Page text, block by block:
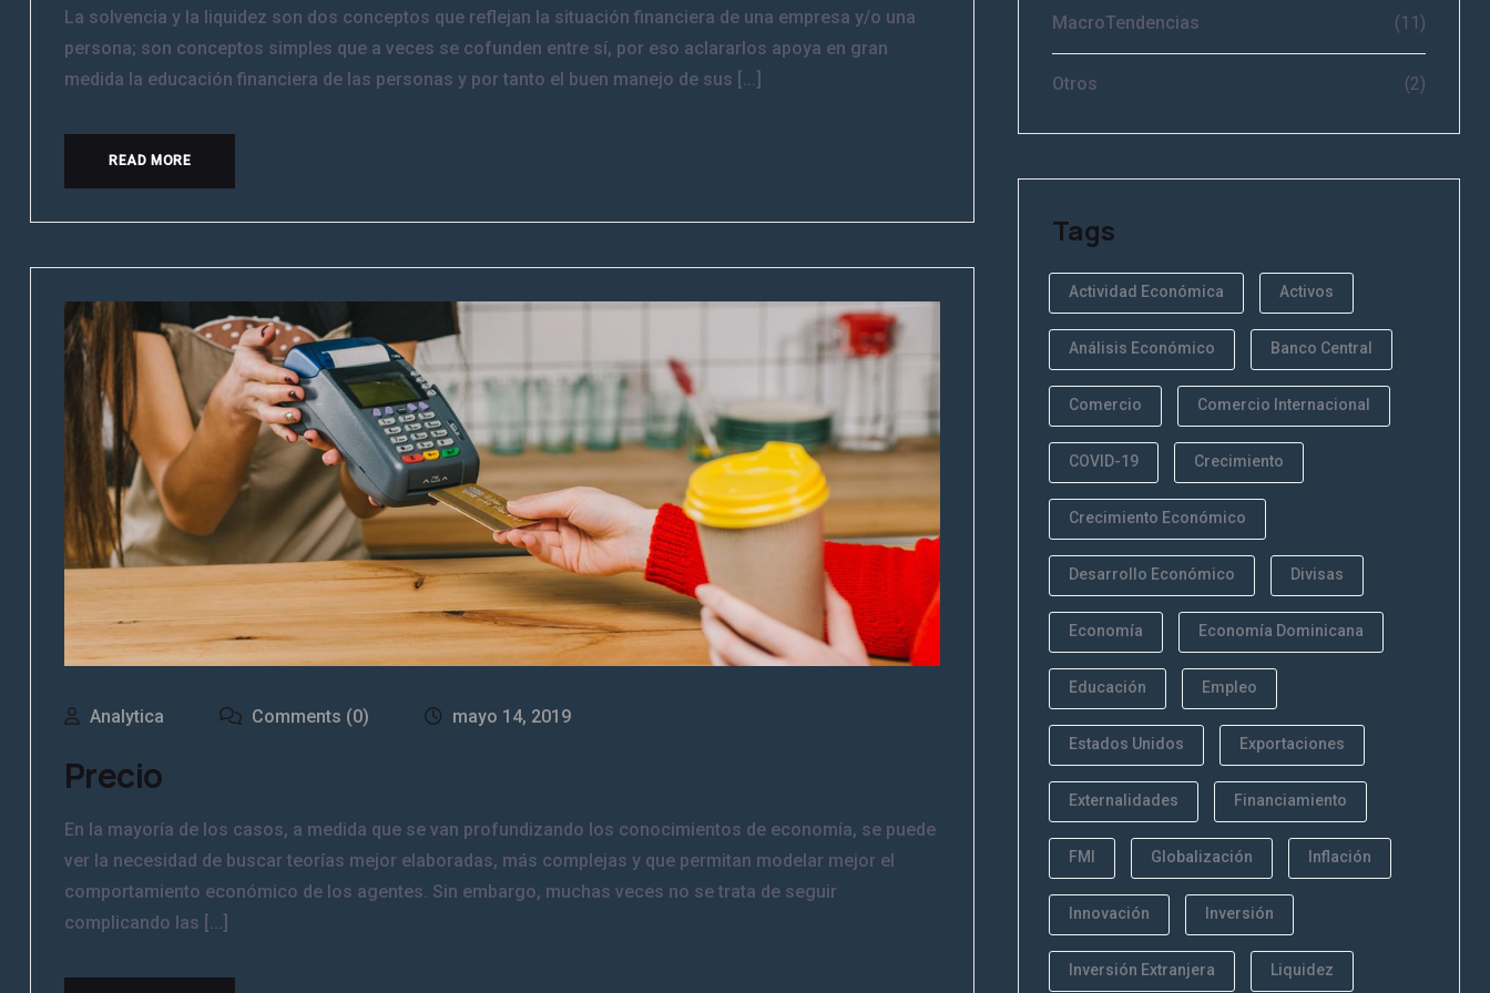
La solvencia y la liquidez son dos conceptos que reflejan la situación financiera de una empresa y/o una
persona; son conceptos simples que a veces se cofunden entre sí, por eso aclararlos apoya en gran
medida la educación financiera de las personas y por tanto el buen manejo de sus [...]
READ MORE
Analytica Comments (0) mayo 14, 2019
Precio
En la mayoría de los casos, a medida que se van profundizando los conocimientos de economía, se puede
ver la necesidad de buscar teorías mejor elaboradas, más complejas y que permitan modelar mejor el
comportamiento económico de los agentes. Sin embargo, muchas veces no se trata de seguir
complicando las [...]
MacroTendencias (11)
Otros (2)
Tags
Actividad Económica Activos
Análisis Económico Banco Central
Comercio Comercio Internacional
COVID-19 Crecimiento
Crecimiento Económico
Desarrollo Económico Divisas
Economía Economía Dominicana
Educación Empleo
Estados Unidos Exportaciones
Externalidades Financiamiento
FMI Globalización Inflación
Innovación Inversión
Inversión Extranjera Liquidez